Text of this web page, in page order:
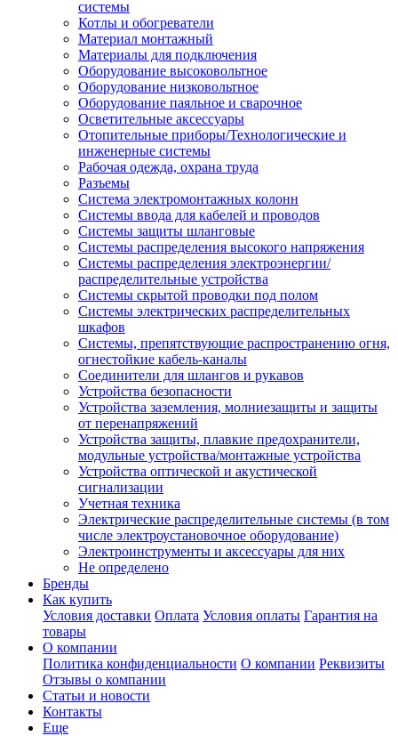
системы
Котлы и обогреватели
Материал монтажный
Материалы для подключения
Оборудование высоковольтное
Оборудование низковольтное
Оборудование паяльное и сварочное
Осветительные аксессуары
Отопительные приборы/Технологические и
инженерные системы
Рабочая одежда, охрана труда
Разъемы
Система электромонтажных колонн
Системы ввода для кабелей и проводов
Системы защиты шланговые
Системы распределения высокого напряжения
Системы распределения электроэнергии/
распределительные устройства
Системы скрытой проводки под полом
Системы электрических распределительных
шкафов
Системы, препятствующие распространению огня,
огнестойкие кабель-каналы
Соединители для шлангов и рукавов
Устройства безопасности
Устройства заземления, молниезащиты и защиты
от перенапряжений
Устройства защиты, плавкие предохранители,
модульные устройства/монтажные устройства
Устройства оптической и акустической
сигнализации
Учетная техника
Электрические распределительные системы (в том
числе электроустановочное оборудование)
Электроинструменты и аксессуары для них
Не определено
Бренды
Как купить
Условия доставки Оплата Условия оплаты Гарантия на
товары
О компании
Политика конфиденциальности О компании Реквизиты
Отзывы о компании
Статьи и новости
Контакты
Еще